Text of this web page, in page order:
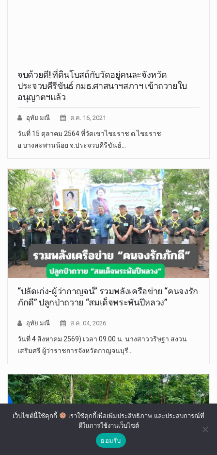
จบด้วยดี! ที่ดินโบสถ์กับวัดอยู่คนละจังหวัด
ประจวบคีรีขันธ์ กมธ.ศาสนาฯสภาฯ เข้าถวายใบ
อนุญาตฯแล้ว
อุทัย มณี ต.ค. 16, 2021
วันที่ 15 ตุลาคม 2564 ที่วัดเขาไชยราช ต.ไชยราช
อ.บางสะพานน้อย จ.ประจวบคีรีขันธ์…
“ปลัดเก่ง-ผู้ว่ากาญจน์” รวมพลังเครือข่าย “คนจงรัก
ภักดี” ปลูกป่าถวาย “สมเด็จพระพันปีหลวง”
อุทัย มณี ส.ค. 04, 2026
วันที่ 4 สิงหาคม 2569) เวลา 09.00 น. นางสาววริษฐา สงวน
เสริมศรี ผู้ว่าราชการจังหวัดกาญจนบุรี…
เว็บไซต์นี้ใช้คุกกี้
เราใช้คุกกี้เพื่อเพิ่มประสิทธิภาพ และประสบการณ์ที่
ดีในการใช้งานเว็บไซต์
ยอมรับ